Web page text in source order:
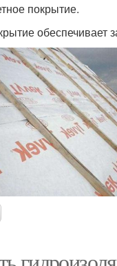
покрытие.
обеспечивает